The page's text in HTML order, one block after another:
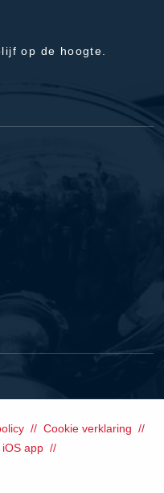
op de hoogte.
Cookie verklaring
iOS app